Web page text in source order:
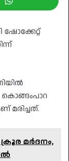
ഷോക്കേറ്റ്
കൊങ്ങംപാറ
മരിച്ചത്.
മർദനം,